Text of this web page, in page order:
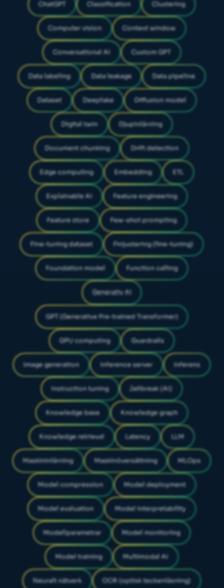
ChatGPT Classification Clustering
Computer vision Context window
Conversational AI Custom GPT
Data labeling Data leakage Data pipeline
Dataset Deepfake Diffusion model
Digital twin Djupinlärning
Document chunking Drift detection
Edge computing Embedding ETL
Explainable AI Feature engineering
Feature store Few-shot prompting
Fine-tuning dataset Finjustering (fine-tuning)
Foundation model Function calling
Generativ AI
GPT (Generative Pre-trained Transformer)
GPU computing Guardrails
Image generation Inference server Inferens
Instruction tuning Jailbreak (AI)
Knowledge base Knowledge graph
Knowledge retrieval Latency LLM
Maskininlärning Maskinöversättning MLOps
Model compression Model deployment
Model evaluation Model interpretability
Modellparametrar Model monitoring
Model training Multimodal AI
Neuralt nätverk OCR (optisk teckenläsning)